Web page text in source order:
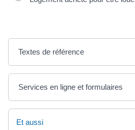
Textes de référence
Services en ligne et formulaires
Et aussi